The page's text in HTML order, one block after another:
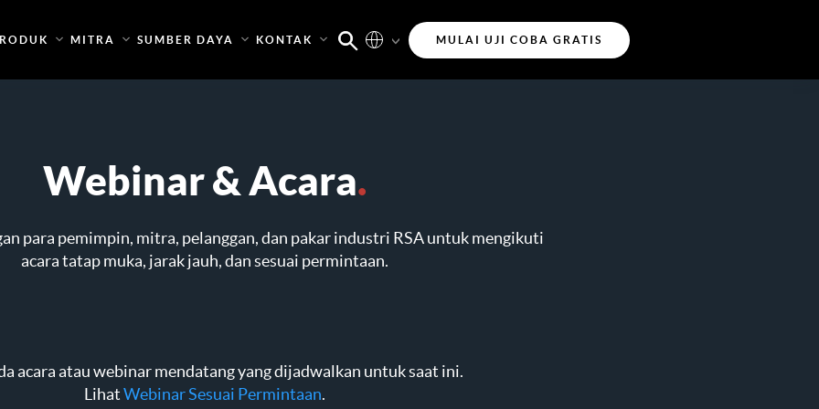
MITRA SUMBER DAYA KONTAK MULAI UJI COBA GRATIS
Webinar & Acara.
para pemimpin, mitra, pelanggan, dan pakar industri RSA untuk mengikuti
acara tatap muka, jarak jauh, dan sesuai permintaan.
acara atau webinar mendatang yang dijadwalkan untuk saat ini.
LihatWebinar Sesuai Permintaan.